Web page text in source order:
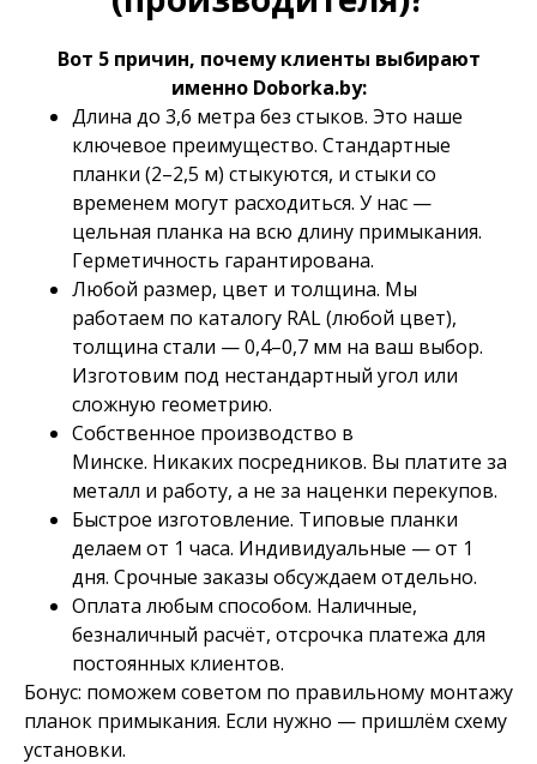
Вот 5 причин, почему клиенты выбирают
именно Doborka.by:
Длина до 3,6 метра без стыков. Это наше
ключевое преимущество. Стандартные
планки (2–2,5 м) стыкуются, и стыки со
временем могут расходиться. У нас —
цельная планка на всю длину примыкания.
Герметичность гарантирована.
Любой размер, цвет и толщина. Мы
работаем по каталогу RAL (любой цвет),
толщина стали — 0,4–0,7 мм на ваш выбор.
Изготовим под нестандартный угол или
сложную геометрию.
Собственное производство в
Минске. Никаких посредников. Вы платите за
металл и работу, а не за наценки перекупов.
Быстрое изготовление. Типовые планки
делаем от 1 часа. Индивидуальные — от 1
дня. Срочные заказы обсуждаем отдельно.
Оплата любым способом. Наличные,
безналичный расчёт, отсрочка платежа для
постоянных клиентов.
Бонус: поможем советом по правильному монтажу
планок примыкания. Если нужно — пришлём схему
установки.